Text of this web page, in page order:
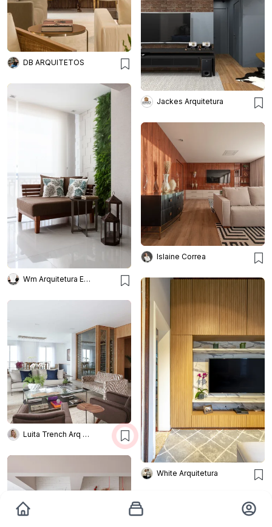
DB ARQUITETOS
Jackes Arquitetura
Wm Arquitetura E Interiores
Islaine Correa
White Arquitetura
Luita Trench Arq & Interiores